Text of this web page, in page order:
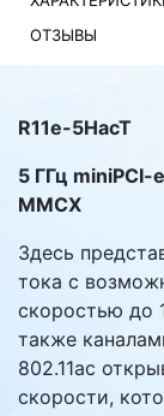
ОТЗЫВЫ
R11e-5HacT
5 ГГц miniPCI-
MMCX
Здесь
тока с
скоростью до
также
802.11ac
скорости,